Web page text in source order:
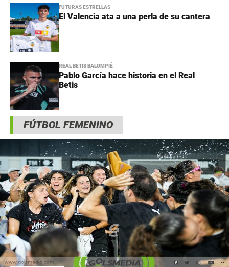
FUTURAS ESTRELLAS
El Valencia ata a una perla de su cantera
REAL BETIS BALOMPIÉ
Pablo García hace historia en el Real
Betis
FÚTBOL FEMENINO